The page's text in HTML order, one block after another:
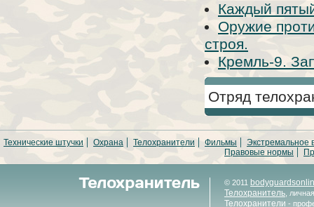
Каждый
Оружие
строя.
Кремль-9.
Отряд
Технические штучки Охрана Телохранители Фильмы
Экстремальное
Правовые нормы
© 2011
Телохранитель ,
Телохранители -